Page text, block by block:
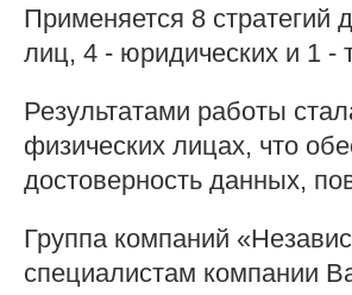
Применяется 8 стратегий
лиц, 4 - юридических и 1 -
Результатами работы
физических лицах, что
достоверность данных,
Группа компаний
специалистам компании